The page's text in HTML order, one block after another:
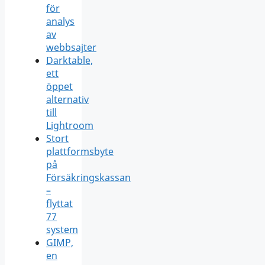
för
analys
av
webbsajter
Darktable,
ett
öppet
alternativ
till
Lightroom
Stort
plattformsbyte
på
Försäkringskassan
–
flyttat
77
system
GIMP,
en